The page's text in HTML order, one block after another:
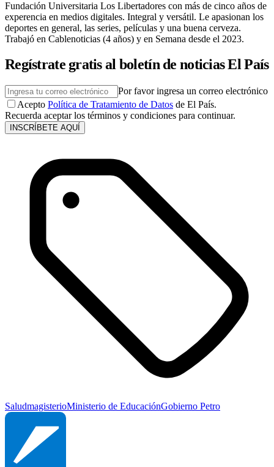
Fundación Universitaria Los Libertadores con más de cinco años de
experencia en medios digitales. Integral y versátil. Le apasionan los
deportes en general, las series, películas y una buena cerveza.
Trabajó en Cablenoticias (4 años) y en Semana desde el 2023.
Regístrate gratis al boletín de noticias El País
Por favor ingresa un correo electrónico
Acepto Política de Tratamiento de Datos de El País.
Recuerda aceptar los términos y condiciones para continuar.
INSCRÍBETE AQUÍ
SaludmagisterioMinisterio de EducaciónGobierno Petro